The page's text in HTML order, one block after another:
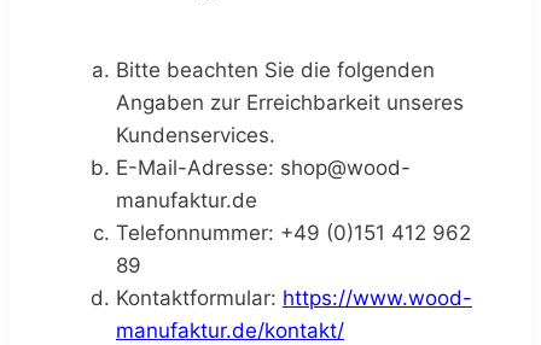
Bitte beachten Sie die folgenden
Angaben zur Erreichbarkeit unseres
Kundenservices.
E-Mail-Adresse: shop@wood-
manufaktur.de
Telefonnummer: +49 (0)151 412 962
89
Kontaktformular: https://www.wood-
manufaktur.de/kontakt/